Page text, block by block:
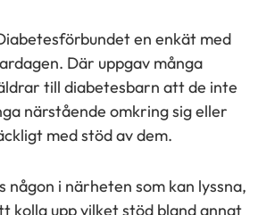
en enkät med
Där uppgav många
till diabetesbarn att de inte
närstående omkring sig eller
med stöd av dem.
någon i närheten som kan lyssna,
kolla upp vilket stöd bland annat